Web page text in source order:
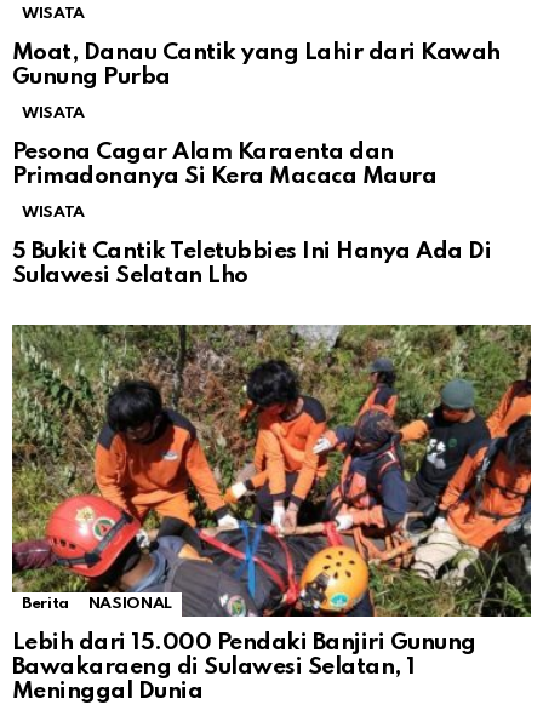
WISATA
Moat, Danau Cantik yang Lahir dari Kawah
Gunung Purba
WISATA
Pesona Cagar Alam Karaenta dan
Primadonanya Si Kera Macaca Maura
WISATA
5 Bukit Cantik Teletubbies Ini Hanya Ada Di
Sulawesi Selatan Lho
Berita NASIONAL
Lebih dari 15.000 Pendaki Banjiri Gunung
Bawakaraeng di Sulawesi Selatan, 1
Meninggal Dunia